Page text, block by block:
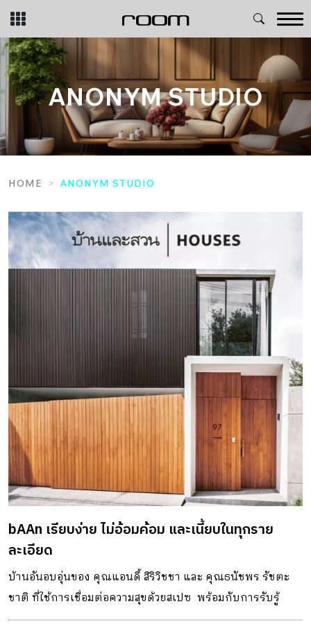
Skip
content
ANONYM STUDIO
HOME ANONYM STUDIO
bAAn เรียบง่าย ไม่อ้อมค้อม และเนี้ยบในทุกราย
ละเอียด
บ้านอันอบอุ่นของ คุณแอนดี้ สิริวิชชา และ คุณธนัชพร รัชตะ
ชาติ ที่ใช้การเชื่อมต่อความสุขด้วยสเปซ พร้อมกับการรับรู้
ถึงกันและกัน ไม่ว่าจะอยู่ส่วนไหนของบ้าน